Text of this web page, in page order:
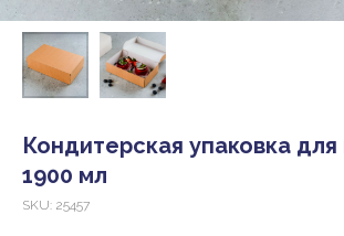
Кондитерская упаковка
1900 мл
SKU: 25457